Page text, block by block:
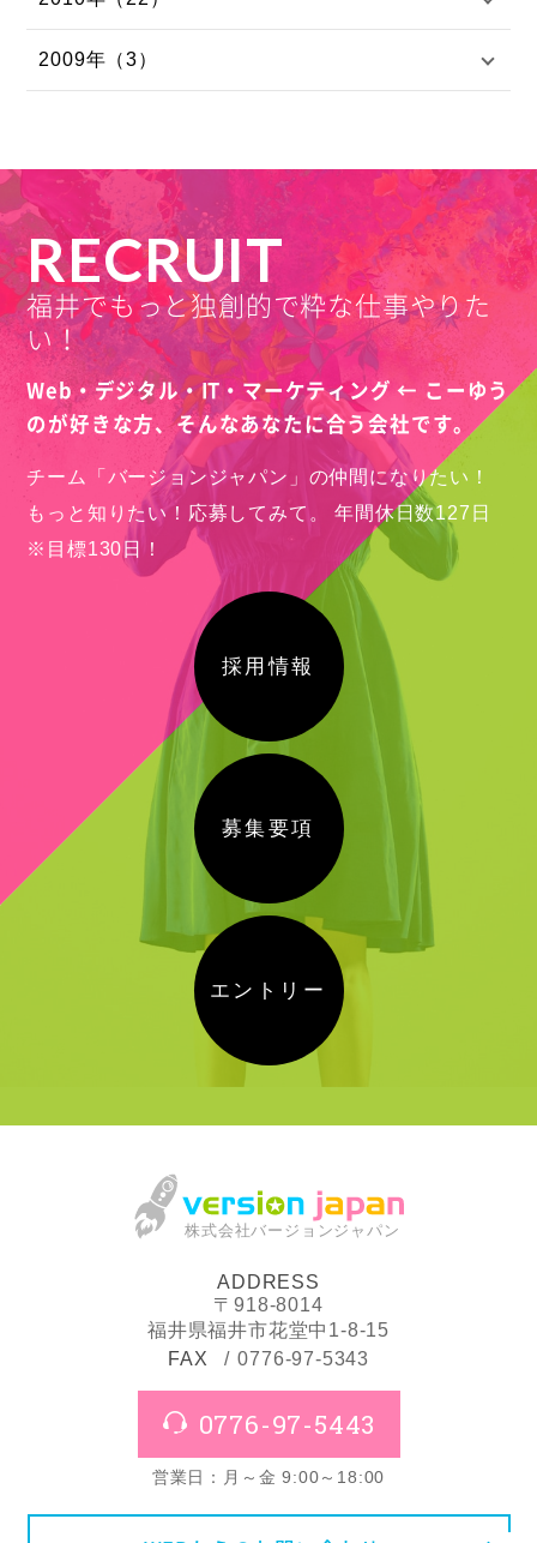
2009年（3）
RECRUIT
福井でもっと独創的で粋な仕事やりた
い！
Web・デジタル・IT・マーケティング ← こーゆう
のが好きな方、そんなあなたに合う会社です。
チーム「バージョンジャパン」の仲間になりたい！
もっと知りたい！応募してみて。
年間休日数127日
※目標130日！
採用情報
募集要項
エントリー
株式会社バージョンジャパン
ADDRESS
〒918-8014
福井県福井市花堂中1-8-15
FAX
0776-97-5343
0776-97-5443
営業日：月～金 9:00～18:00